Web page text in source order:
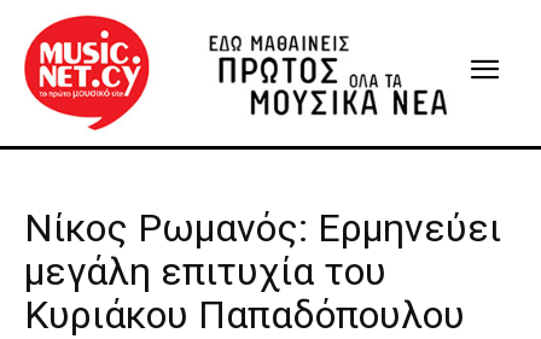
Νίκος Ρωμανός: Ερμηνεύει
μεγάλη επιτυχία του
Κυριάκου Παπαδόπουλου